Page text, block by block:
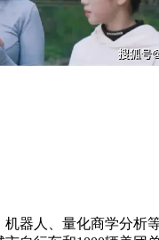
器人、量化商学分析